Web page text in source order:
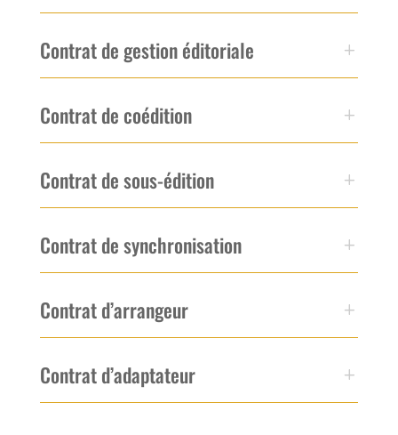
Contrat de gestion éditoriale
Contrat de coédition
Contrat de sous-édition
Contrat de synchronisation
Contrat d’arrangeur
Contrat d’adaptateur